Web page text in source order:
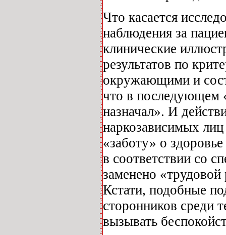
Что касается
наблюдения за
клинические
результатов по
окружающими и
что в последующем
назначал». И
наркозависимых
«заботу» о
в соответствии со
заменено «трудовой
Кстати, подобные
сторонников среди
вызывать